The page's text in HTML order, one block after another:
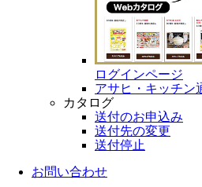
ログインページ
アサヒ・キッチン
カタログ
送付のお申込み
送付先の変更
送付停止
お問い合わせ